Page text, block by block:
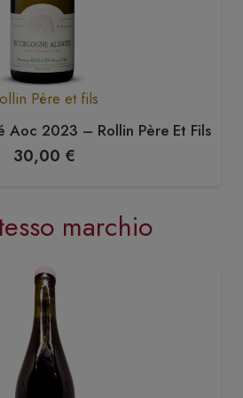
Père et fils
Aoc 2023 – Rollin Père Et Fils
30,00 €
marchio